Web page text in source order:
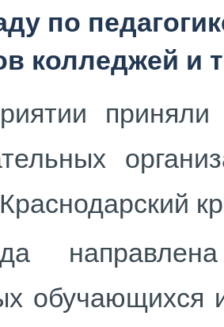
по
колледжей и
обучающихся